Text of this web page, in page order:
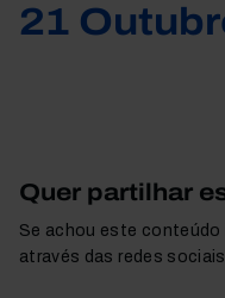
21
Quer partilhar
Se achou este
através das redes